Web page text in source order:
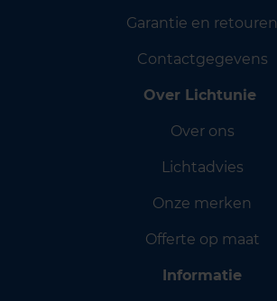
Garantie en retouren
Contactgegevens
Over Lichtunie
Over ons
Lichtadvies
Onze merken
Offerte op maat
Informatie